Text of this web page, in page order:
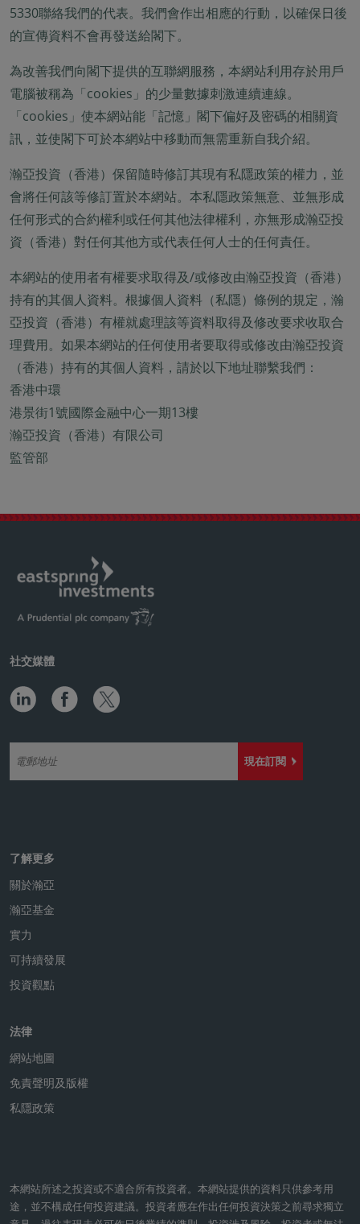
5330聯絡我們的代表。我們會作出相應的行動，以確保日後
的宣傳資料不會再發送給閣下。
為改善我們向閣下提供的互聯網服務，本網站利用存於用戶
電腦被稱為「cookies」的少量數據刺激連續連線。
「cookies」使本網站能「記憶」閣下偏好及密碼的相關資
訊，並使閣下可於本網站中移動而無需重新自我介紹。
瀚亞投資（香港）保留隨時修訂其現有私隱政策的權力，並
會將任何該等修訂置於本網站。本私隱政策無意、並無形成
任何形式的合約權利或任何其他法律權利，亦無形成瀚亞投
資（香港）對任何其他方或代表任何人士的任何責任。
本網站的使用者有權要求取得及/或修改由瀚亞投資（香港）
持有的其個人資料。根據個人資料（私隱）條例的規定，瀚
亞投資（香港）有權就處理該等資料取得及修改要求收取合
理費用。如果本網站的任何使用者要取得或修改由瀚亞投資
（香港）持有的其個人資料，請於以下地址聯繫我們：
香港中環
港景街1號國際金融中心一期13樓
瀚亞投資（香港）有限公司
監管部
社交媒體
現在訂閱
了解更多
關於瀚亞
瀚亞基金
實力
可持續發展
投資觀點
法律
網站地圖
免責聲明及版權
私隱政策
本網站所述之投資或不適合所有投資者。本網站提供的資料只供參考用
途，並不構成任何投資建議。投資者應在作出任何投資決策之前尋求獨立